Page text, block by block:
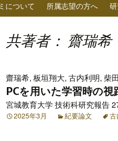
について 所属志望の方へ
共著者： 齋瑞希
齋瑞希, 板垣翔大, 古内利明, 柴
PCを用いた学習時の
宮城教育大学 技術科研究報告
2025年3月 紀要論文